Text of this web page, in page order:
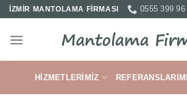
İçeriğe
İZMİR MANTOLAMA FİRMASI 0555 399 96
HIZMETLERIMIZ